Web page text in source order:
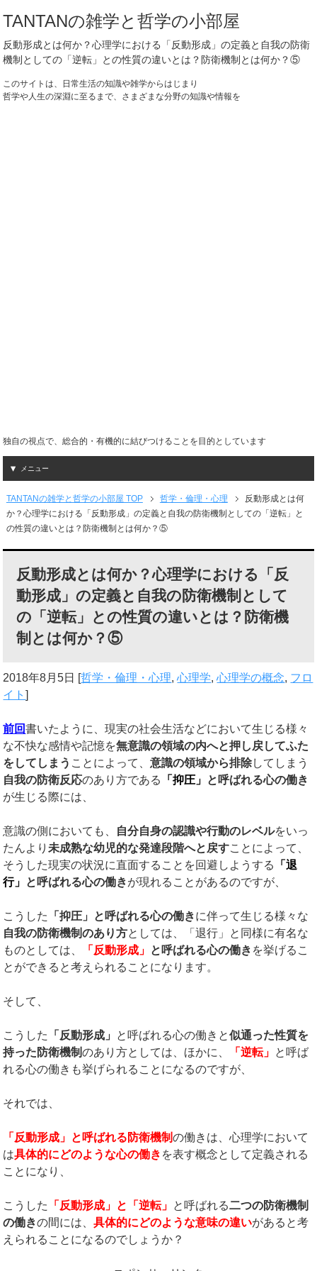
TANTANの雑学と哲学の小部屋
反動形成とは何か？心理学における「反動形成」の定義と自我の防衛
機制としての「逆転」との性質の違いとは？防衛機制とは何か？⑤
このサイトは、日常生活の知識や雑学からはじまり
哲学や人生の深淵に至るまで、さまざまな分野の知識や情報を
独自の視点で、総合的・有機的に結びつけることを目的としています
メニュー
TANTANの雑学と哲学の小部屋 TOP 哲学・倫理・心理
反動形成とは何
か？心理学における「反動形成」の定義と自我の防衛機制としての「逆転」と
の性質の違いとは？防衛機制とは何か？⑤
反動形成とは何か？心理学における「反
動形成」の定義と自我の防衛機制として
の「逆転」との性質の違いとは？防衛機
制とは何か？⑤
2018年8月5日 [哲学・倫理・心理,心理学,心理学の概念, フロ
イト]
前回書いたように、現実の社会生活などにおいて生じる様々
な不快な感情や記憶を無意識の領域の内へと押し戻してふた
をしてしまう ことによって、意識の領域から排除してしまう
自我の防衛反応のあり方である 「抑圧」 と呼ばれる心の働き
が生じる際には、
意識の側においても、 自分自身の認識や行動のレベルをいっ
たんより未成熟な幼児的な発達段階へと戻すことによって、
そうした現実の状況に直面することを回避しようする
「退
行」 と呼ばれる心の働きが現れることがあるのですが、
こうした 「抑圧」と呼ばれる心の働きに伴って生じる様々な
自我の防衛機制のあり方としては、「退行」と同様に有名な
ものとしては、
「反動形成」 と呼ばれる心の働き を挙げるこ
とができると考えられることになります。
そして、
こうした 「反動形成」 と呼ばれる心の働きと似通った性質を
持った防衛機制のあり方としては、ほかに、 「逆転」 と呼ば
れる心の働きも挙げられることになるのですが、
それでは、
「反動形成」と呼ばれる防衛機制の働きは、心理学において
は具体的にどのような心の働き を表す概念として定義される
ことになり、
こうした 「反動形成」と「逆転」 と呼ばれる二つの防衛機制
の働きの間には、具体的にどのような意味の違いがあると考
えられることになるのでしょうか？